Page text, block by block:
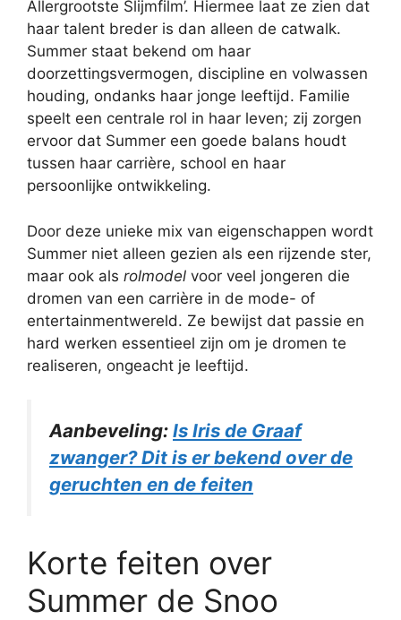
Allergrootste Slijmfilm’. Hiermee laat ze zien dat
haar talent breder is dan alleen de catwalk.
Summer staat bekend om haar
doorzettingsvermogen, discipline en volwassen
houding, ondanks haar jonge leeftijd. Familie
speelt een centrale rol in haar leven; zij zorgen
ervoor dat Summer een goede balans houdt
tussen haar carrière, school en haar
persoonlijke ontwikkeling.
Door deze unieke mix van eigenschappen wordt
Summer niet alleen gezien als een rijzende ster,
maar ook als rolmodel voor veel jongeren die
dromen van een carrière in de mode- of
entertainmentwereld. Ze bewijst dat passie en
hard werken essentieel zijn om je dromen te
realiseren, ongeacht je leeftijd.
Aanbeveling: Is Iris de Graaf
zwanger? Dit is er bekend over de
geruchten en de feiten
Korte feiten over
Summer de Snoo